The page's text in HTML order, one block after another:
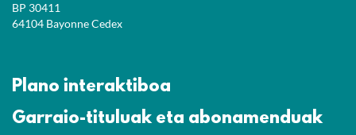
BP 30411
64104 Bayonne Cedex
Plano interaktiboa
Garraio-tituluak eta abonamenduak